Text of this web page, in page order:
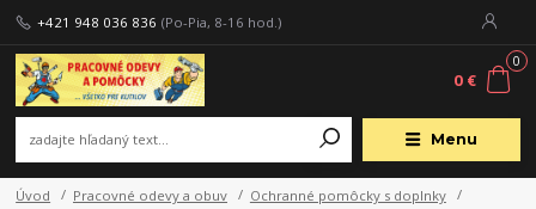
Menu
+421 948 036 836 (Po-Pia, 8-16 hod.)
0
0 €
Úvod Pracovné odevy a obuv
Ochranné pomôcky s doplnky